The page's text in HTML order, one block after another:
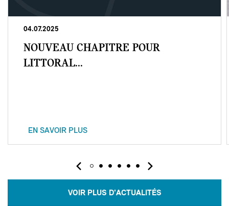
04.07.2025
NOUVEAU CHAPITRE POUR
LITTORAL...
EN SAVOIR PLUS
VOIR PLUS D'ACTUALITÉS